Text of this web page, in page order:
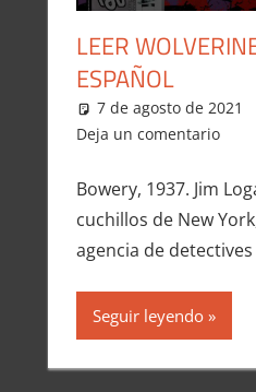
LEER
ESPAÑOL
7 de agosto de 2021
Deja un comentario
Bowery, 1937. Jim
cuchillos de New
agencia de
Seguir leyendo